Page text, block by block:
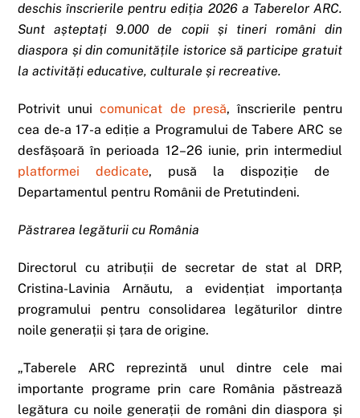
deschis înscrierile pentru ediția 2026 a Taberelor ARC.
Sunt așteptați 9.000 de copii și tineri români din
diaspora și din comunitățile istorice să participe gratuit
la activități educative, culturale și recreative.
Potrivit unuicomunicat de presă, înscrierile pentru
cea de-a 17-a ediție a Programului de Tabere ARC se
desfășoară în perioada 12–26 iunie, prin intermediul
platformei dedicate, pusă la dispoziție de
Departamentul pentru Românii de Pretutindeni.
Păstrarea legăturii cu România
Directorul cu atribuții de secretar de stat al DRP,
Cristina-Lavinia Arnăutu, a evidențiat importanța
programului pentru consolidarea legăturilor dintre
noile generații și țara de origine.
„Taberele ARC reprezintă unul dintre cele mai
importante programe prin care România păstrează
legătura cu noile generații de români din diaspora și